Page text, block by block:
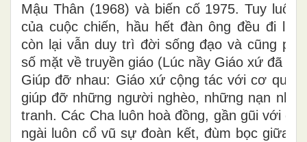
Mậu Thân (1968) và biến cố 1975. Tuy luôn
của cuộc chiến, hầu hết đàn ông đều đi
còn lại vẫn duy trì đời sống đạo và cũng
số mặt về truyền giáo (Lúc nầy Giáo xứ đã có
Giúp đỡ nhau: Giáo xứ cộng tác với cơ quan
giúp đỡ những người nghèo, những nạn
tranh. Các Cha luôn hoà đồng, gần gũi với
ngài luôn cổ vũ sự đoàn kết, đùm bọc giữa